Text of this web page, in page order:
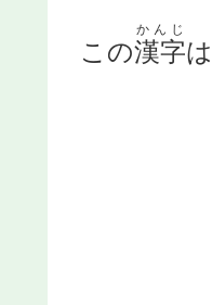
この漢字
かんじ
は